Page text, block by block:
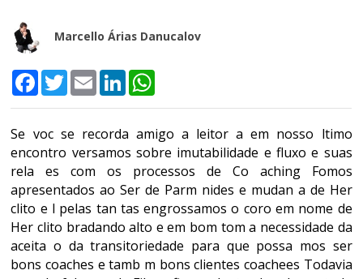
Marcello Árias Danucalov
Facebook
TwitterEmail LinkedIn
Se voc se recorda amigo a leitor a em nosso ltimo
encontro versamos sobre imutabilidade e fluxo e suas
rela es com os processos de Co aching Fomos
apresentados ao Ser de Parm nides e mudan a de Her
clito e l pelas tan tas engrossamos o coro em nome de
Her clito bradando alto e em bom tom a necessidade da
aceita o da transitoriedade para que possa mos ser
bons coaches e tamb m bons clientes coachees Todavia